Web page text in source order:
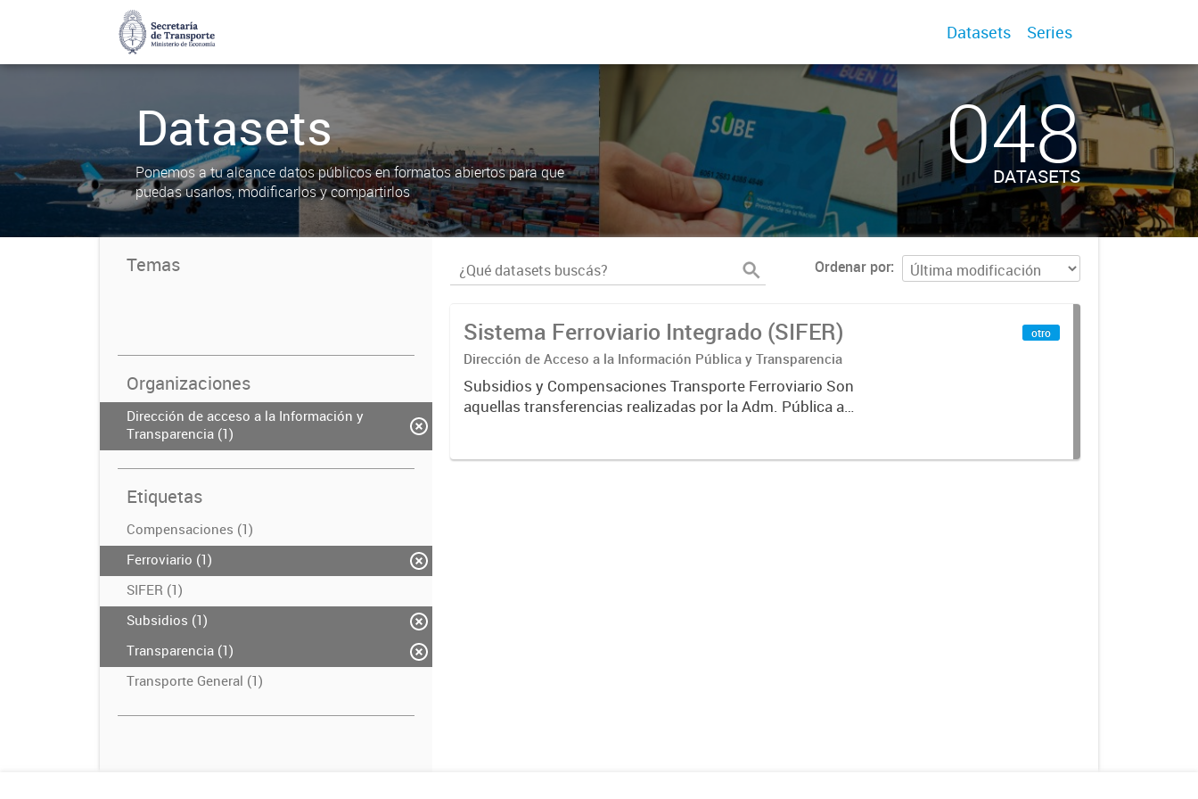
Datasets Series
Datasets
Ponemos a tu alcance datos públicos en formatos abiertos para que
puedas usarlos, modificarlos y compartirlos
048
DATASETS
Temas
Organizaciones
Dirección de acceso a la Información y
Transparencia (1)
Etiquetas
Compensaciones (1)
Ferroviario (1)
SIFER (1)
Subsidios (1)
Transparencia (1)
Transporte General (1)
Ordenar por
Sistema Ferroviario Integrado (SIFER)
Dirección de Acceso a la Información Pública y Transparencia
Subsidios y Compensaciones Transporte Ferroviario Son
aquellas transferencias realizadas por la Adm. Pública a
otro